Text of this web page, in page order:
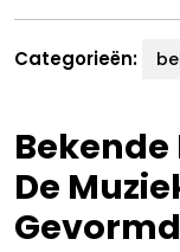
Categorieën:
De
Gevormd